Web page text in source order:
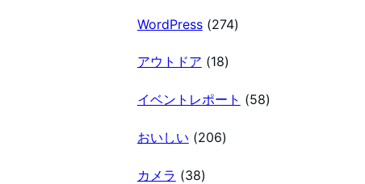
WordPress(274)
アウトドア (18)
イベントレポート (58)
おいしい (206)
カメラ (38)